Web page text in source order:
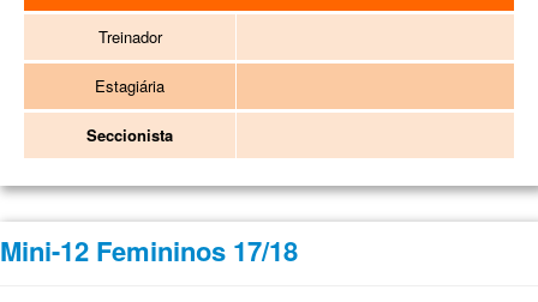
Treinador
Estagiária
Seccionista
Mini-12 Femininos 17/18